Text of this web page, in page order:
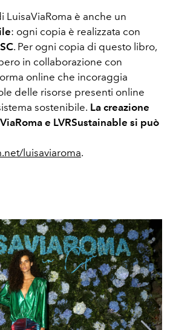
LuisaViaRoma è anche un
: ogni copia è realizzata con
. Per ogni copia di questo libro,
in collaborazione con
online che incoraggia
delle risorse presenti online
sostenibile. La creazione
e LVRSustainable si può
luisaviaroma.